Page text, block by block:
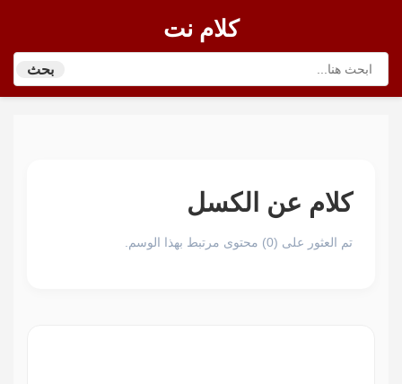
كلام نت
بحث
كلام عن الكسل
تم العثور على (0) محتوى مرتبط بهذا الوسم.